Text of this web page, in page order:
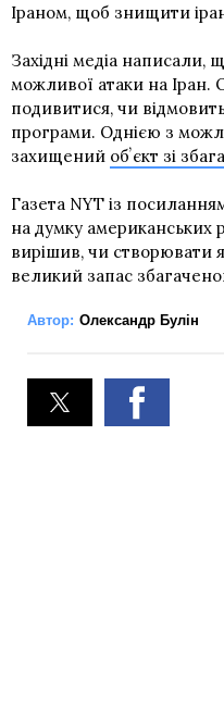
Іраном, щоб знищити
Західні медіа написали,
можливої атаки на Іран.
подивитися, чи
програми. Однією з
захищений обʼєкт зі
Газета NYT із
на думку американських
вирішив, чи створювати
великий запас
Автор: Олександр Булін